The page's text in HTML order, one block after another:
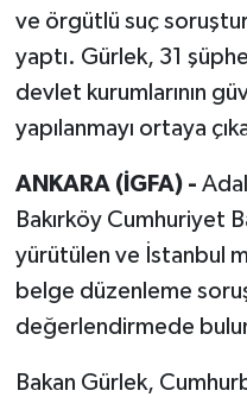
ve örgütlü suç
yaptı. Gürlek, 31
devlet kurumlarının
yapılanmayı ortaya
ANKARA (İGFA) -
Bakırköy Cumhuriyet
yürütülen ve İstanbul
belge düzenleme
değerlendirmede
Bakan Gürlek,